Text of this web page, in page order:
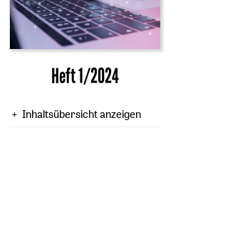
Heft 1/2024
Inhaltsübersicht anzeigen